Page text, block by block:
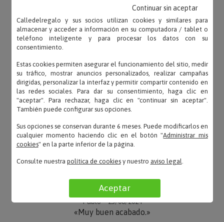
OPINIONES
Natalia – 01/08/2024
«A mi madre le ha gustado mucho!!»
Carmen – 29/07/2024
«Me ha encantado el diseño.»
Pablo – 23/06/2024
«Muy buen acabado.»
Calledelregalo y sus socios utilizan cookies y similares para
almacenar y acceder a información en su computadora / tablet o
teléfono inteligente y para procesar los datos con su
consentimiento.
Estas cookies permiten asegurar el funcionamiento del sitio, medir
su tráfico, mostrar anuncios personalizados, realizar campañas
dirigidas, personalizar la interfaz y permitir compartir contenido en
las redes sociales. Para dar su consentimiento, haga clic en
"aceptar". Para rechazar, haga clic en "continuar sin aceptar".
También puede configurar sus opciones.
Sus opciones se conservan durante 6 meses. Puede modificarlos en
cualquier momento haciendo clic en el botón "Administrar mis
cookies" en la parte inferior de la página.
Consulte nuestra política de cookiesy nuestro aviso legal.
Aceptar
Continuar sin aceptar